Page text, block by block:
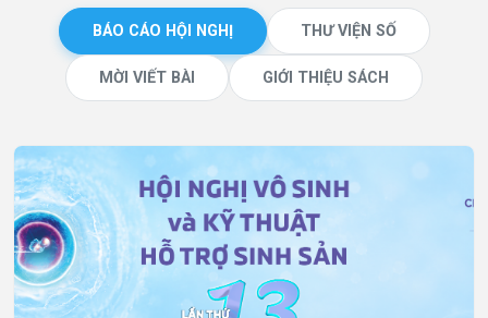
BÁO CÁO HỘI NGHỊ THƯ VIỆN SỐ
MỜI VIẾT BÀI GIỚI THIỆU SÁCH